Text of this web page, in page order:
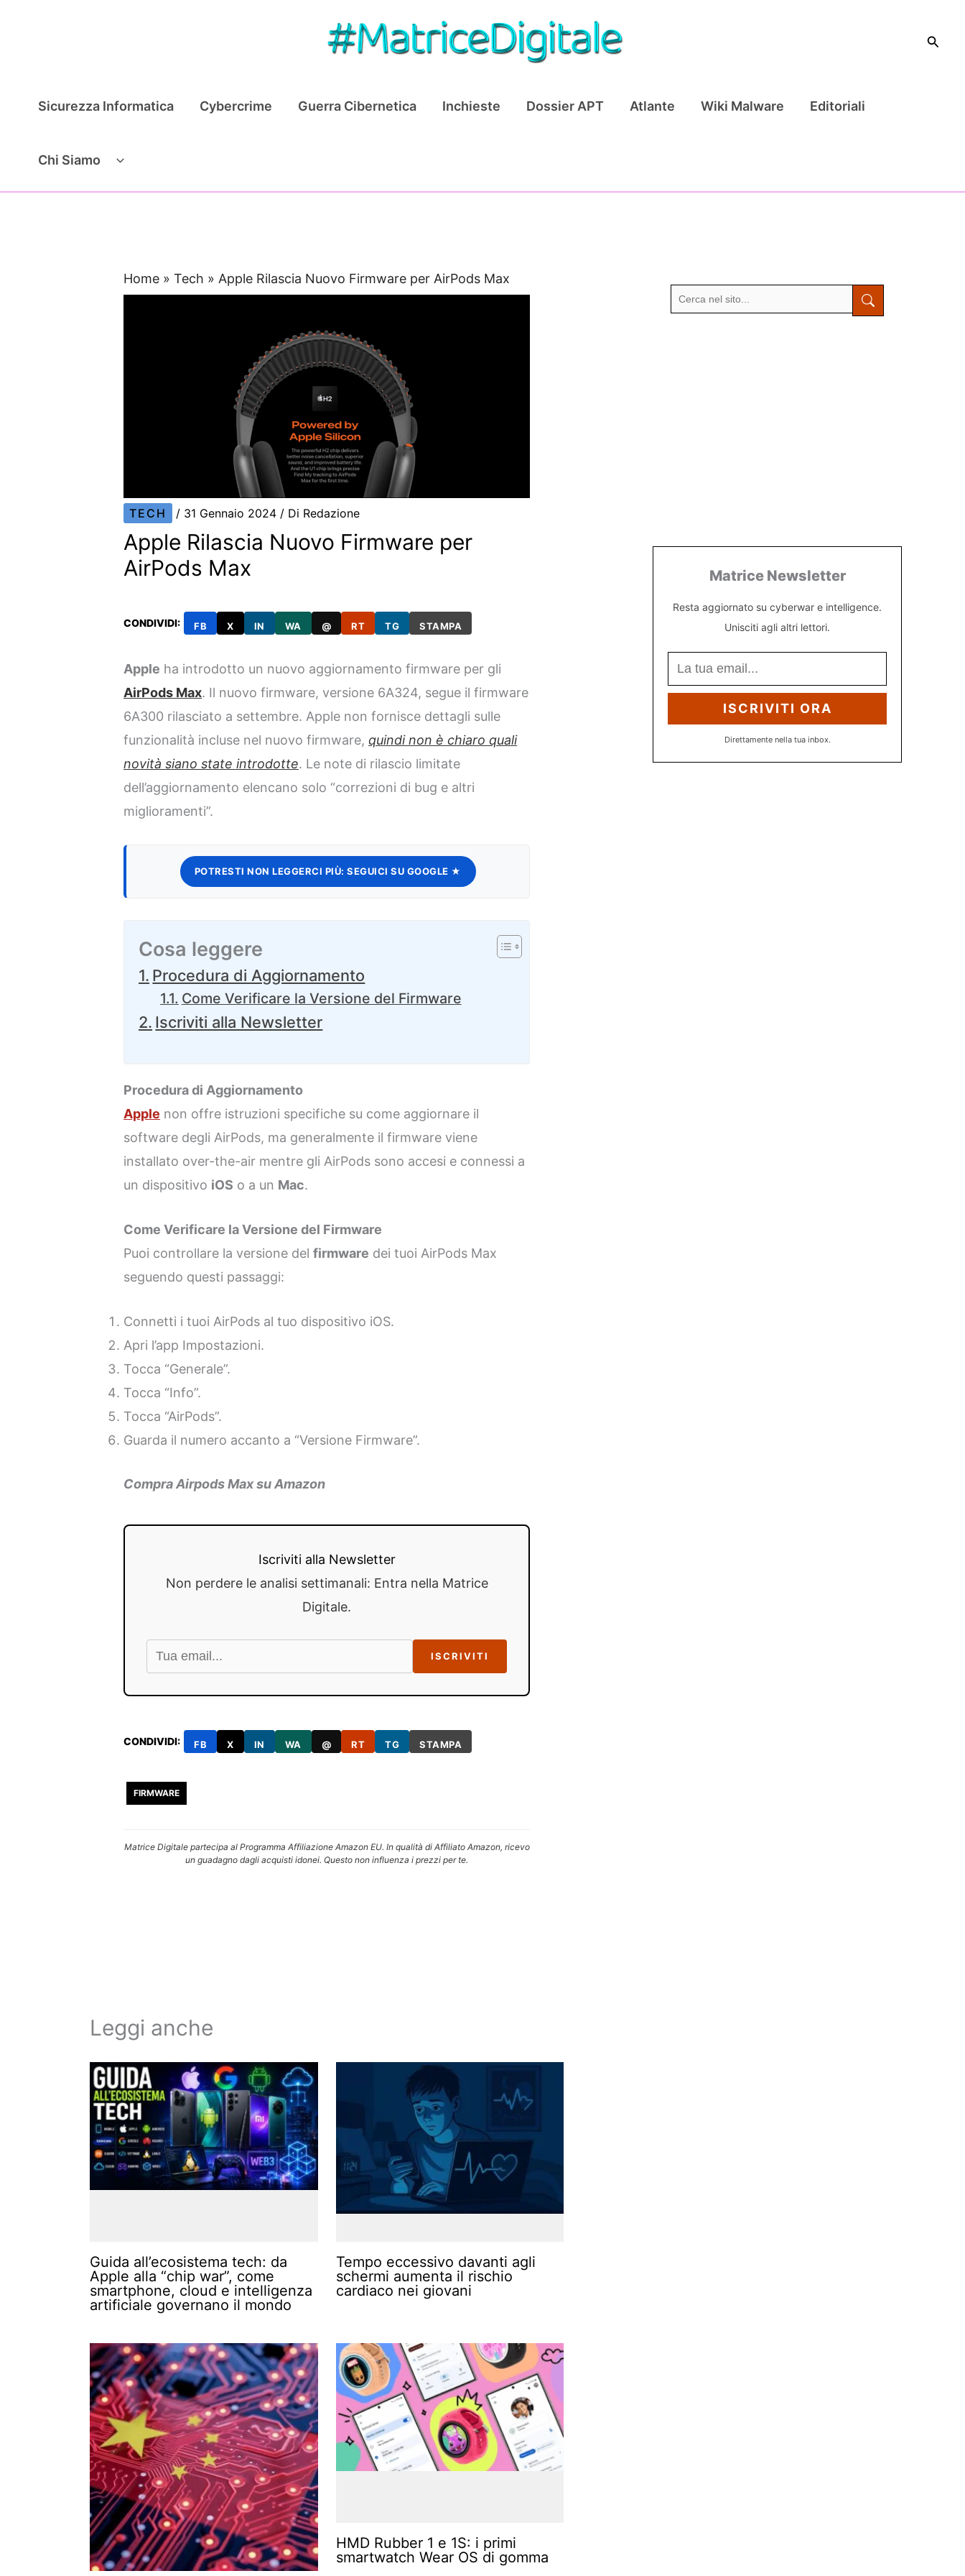
Cerca
Sicurezza Informatica Cybercrime Guerra Cibernetica Inchieste Dossier APT Atlante Wiki Malware Editoriali
Chi Siamo
Home »Tech » Apple Rilascia Nuovo Firmware per AirPods Max
TECH / 31 Gennaio 2024 / Di Redazione
Apple Rilascia Nuovo Firmware per
AirPods Max
CONDIVIDI: FB X IN WA @ RT TG STAMPA
Apple ha introdotto un nuovo aggiornamento firmware per gli
AirPods Max. Il nuovo firmware, versione 6A324, segue il firmware
6A300 rilasciato a settembre. Apple non fornisce dettagli sulle
funzionalità incluse nel nuovo firmware,quindi non è chiaro quali
novità siano state introdotte. Le note di rilascio limitate
dell’aggiornamento elencano solo “correzioni di bug e altri
miglioramenti”.
POTRESTI NON LEGGERCI PIÙ: SEGUICI SU GOOGLE ★
Cosa leggere
Procedura di Aggiornamento
Come Verificare la Versione del Firmware
Iscriviti alla Newsletter
Procedura di Aggiornamento
Apple non offre istruzioni specifiche su come aggiornare il
software degli AirPods, ma generalmente il firmware viene
installato over-the-air mentre gli AirPods sono accesi e connessi a
un dispositivo iOS o a un Mac.
Come Verificare la Versione del Firmware
Puoi controllare la versione delfirmware dei tuoi AirPods Max
seguendo questi passaggi:
Connetti i tuoi AirPods al tuo dispositivo iOS.
Apri l’app Impostazioni.
Tocca “Generale”.
Tocca “Info”.
Tocca “AirPods”.
Guarda il numero accanto a “Versione Firmware”.
Compra Airpods Max su Amazon
Iscriviti alla Newsletter
Non perdere le analisi settimanali: Entra nella Matrice
Digitale.
ISCRIVITI
CONDIVIDI: FB X IN WA @ RT TG STAMPA
FIRMWARE
Matrice Digitale partecipa al Programma Affiliazione Amazon EU. In qualità di Affiliato Amazon, ricevo
un guadagno dagli acquisti idonei. Questo non influenza i prezzi per te.
Leggi anche
Guida all’ecosistema tech: da
Apple alla “chip war”, come
smartphone, cloud e intelligenza
artificiale governano il mondo
Tempo eccessivo davanti agli
schermi aumenta il rischio
cardiaco nei giovani
HMD Rubber 1 e 1S: i primi
smartwatch Wear OS di gomma
Matrice Newsletter
Resta aggiornato su cyberwar e intelligence.
Unisciti agli altri lettori.
ISCRIVITI ORA
Direttamente nella tua inbox.